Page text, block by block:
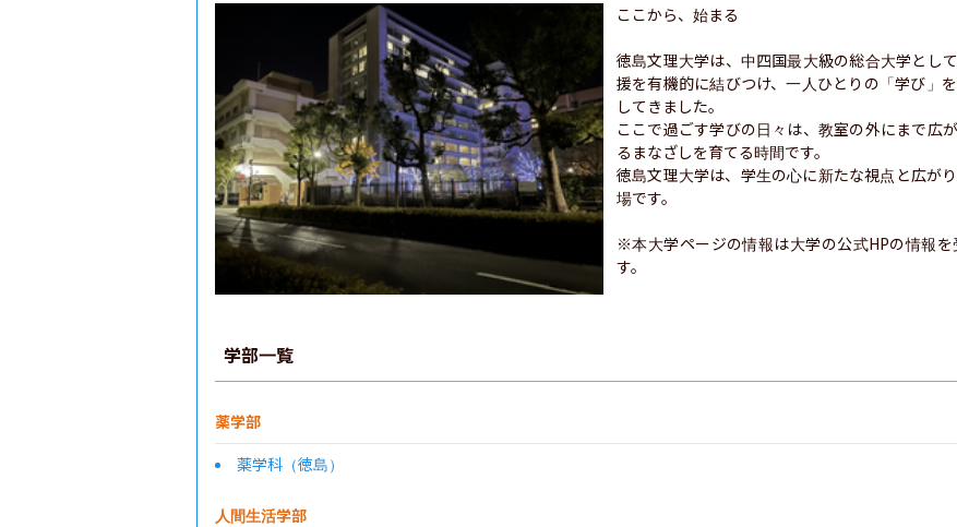
ここから、始まる
徳島文理大学は、中四国最大級の総合大学とし
援を有機的に結びつけ、一人ひとりの「学び」
してきました。
ここで過ごす学びの日々は、教室の外にまで広
るまなざしを育てる時間です。
徳島文理大学は、学生の心に新たな視点と広が
場です。
※本大学ページの情報は大学の公式HPの情報
す。
学部一覧
薬学部
薬学科（徳島）
人間生活学部